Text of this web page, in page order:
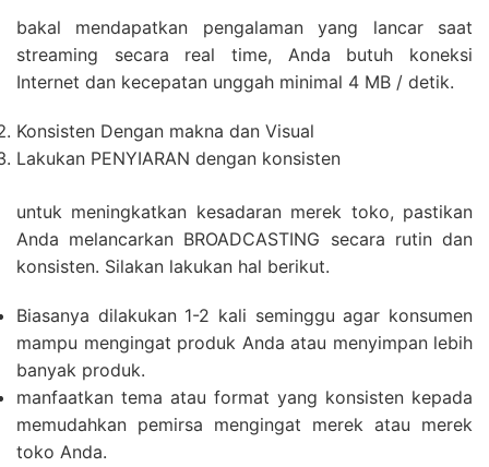
bakal mendapatkan pengalaman yang lancar saat
streaming secara real time, Anda butuh koneksi
Internet dan kecepatan unggah minimal 4 MB / detik.
Konsisten Dengan makna dan Visual
Lakukan PENYIARAN dengan konsisten
untuk meningkatkan kesadaran merek toko, pastikan
Anda melancarkan BROADCASTING secara rutin dan
konsisten. Silakan lakukan hal berikut.
Biasanya dilakukan 1-2 kali seminggu agar konsumen
mampu mengingat produk Anda atau menyimpan lebih
banyak produk.
manfaatkan tema atau format yang konsisten kepada
memudahkan pemirsa mengingat merek atau merek
toko Anda.